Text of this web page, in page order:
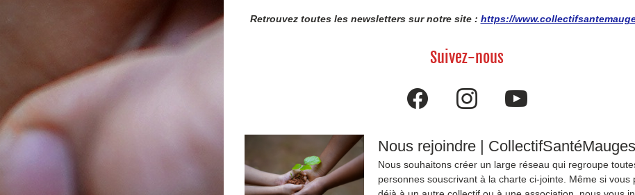
Retrouvez toutes les newsletters sur notre site : https://
Suivez-nous
Nous rejoindre | CollectifSantéMauges
Nous souhaitons créer un large réseau qui regroupe
personnes souscrivant à la charte ci-jointe. Même si vous